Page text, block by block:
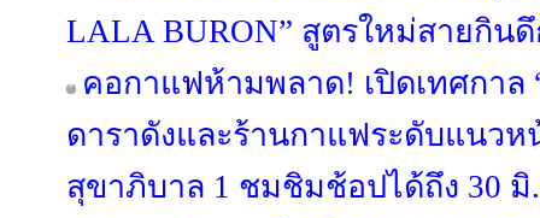
LALA BURON” สูตรใหม่สายกิน
คอกาแฟห้ามพลาด! เปิดเทศกาล
ดาราดังและร้านกาแฟระดับแนว
สุขาภิบาล 1 ชมชิมช้อปได้ถึง 30 มิ